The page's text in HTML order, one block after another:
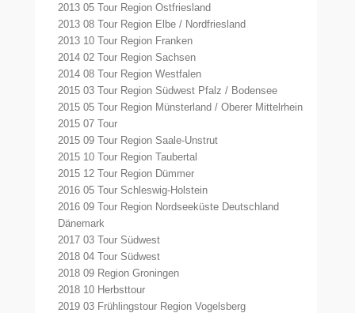
2013 05 Tour Region Ostfriesland
2013 08 Tour Region Elbe / Nordfriesland
2013 10 Tour Region Franken
2014 02 Tour Region Sachsen
2014 08 Tour Region Westfalen
2015 03 Tour Region Südwest Pfalz / Bodensee
2015 05 Tour Region Münsterland / Oberer Mittelrhein
2015 07 Tour
2015 09 Tour Region Saale-Unstrut
2015 10 Tour Region Taubertal
2015 12 Tour Region Dümmer
2016 05 Tour Schleswig-Holstein
2016 09 Tour Region Nordseeküste Deutschland
Dänemark
2017 03 Tour Südwest
2018 04 Tour Südwest
2018 09 Region Groningen
2018 10 Herbsttour
2019 03 Frühlingstour Region Vogelsberg